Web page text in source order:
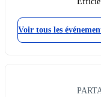
Voir tous les